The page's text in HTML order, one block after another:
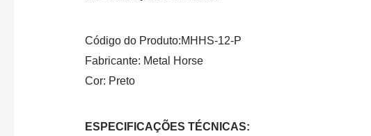
Código do Produto:MHHS-12-P
Fabricante: Metal Horse
Cor: Preto
ESPECIFICAÇÕES TÉCNICAS: